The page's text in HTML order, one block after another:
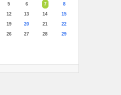
5 6 7
8
12 13 14
15
19 20 21
22
26 27 28
29